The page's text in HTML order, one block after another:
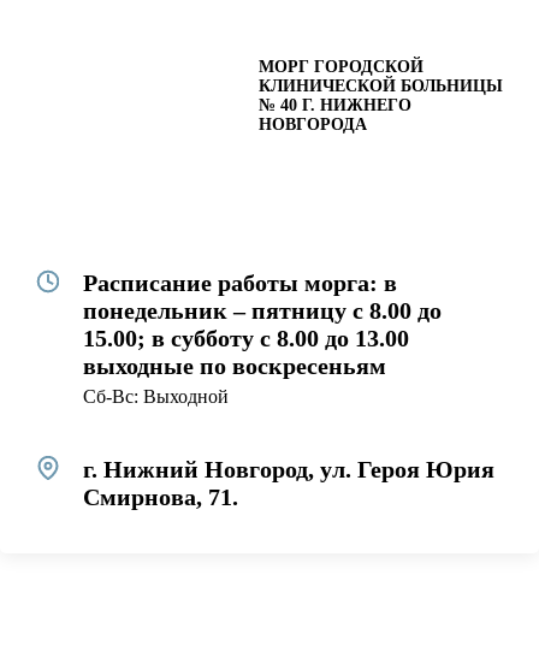
МОРГ ГОРОДСКОЙ
КЛИНИЧЕСКОЙ БОЛЬНИЦЫ
№ 40 Г. НИЖНЕГО
НОВГОРОДА
Расписание работы морга: в
понедельник – пятницу с 8.00 до
15.00; в субботу с 8.00 до 13.00
выходные по воскресеньям
Сб-Вс: Выходной
г. Нижний Новгород, ул. Героя Юрия
Смирнова, 71.